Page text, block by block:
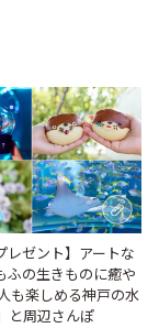
レゼント】アートな
ふの生きものに癒や
も楽しめる神戸の水
と周辺さんぽ